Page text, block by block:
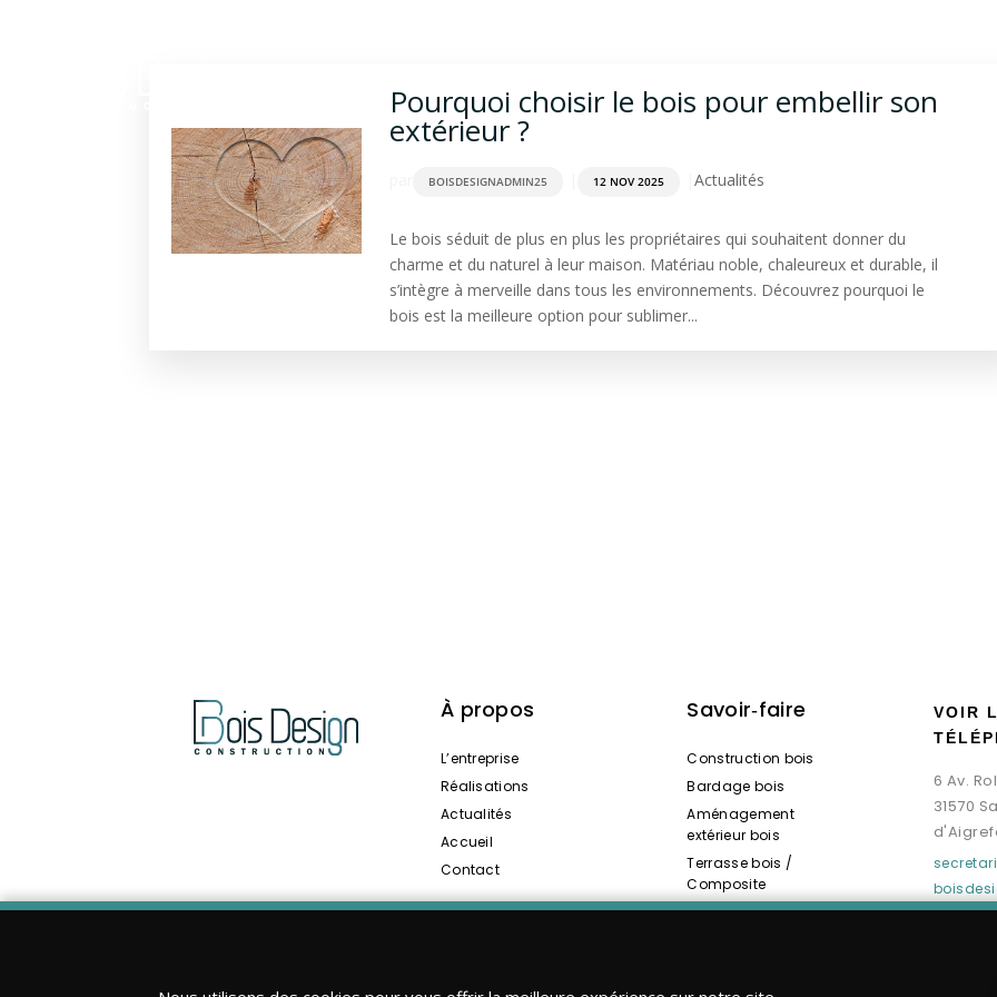
Pourquoi choisir le bois pour embellir son
extérieur ?
BOISDESIGNADMIN25 12 NOV 2025 Actualités
Le bois séduit de plus en plus les propriétaires qui souhaitent donner du
charme et du naturel à leur maison. Matériau noble, chaleureux et durable, il
s’intègre à merveille dans tous les environnements. Découvrez pourquoi le
bois est la meilleure option pour sublimer...
À propos
L’entreprise
Réalisations
Actualités
Accueil
Contact
Savoir‑faire
Construction bois
Bardage bois
Aménagement
extérieur bois
Terrasse bois /
Composite
Spas / Saunas bois
VOIR
6 Av.
31570